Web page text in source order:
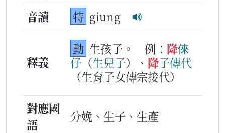
音讀 特 giung
釋義
動 生孩子。 例： 降倈
仔（生兒子）、 降子傳代
（生育子女傳宗接代）
對應國
語
分娩、生子、生產